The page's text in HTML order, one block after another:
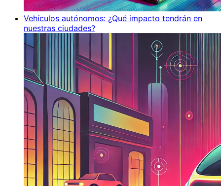
Vehículos autónomos: ¿Qué impacto tendrán en
nuestras ciudades?